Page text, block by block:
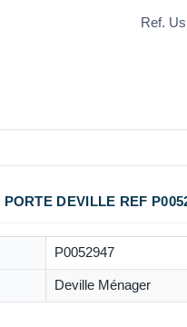
Ref.
DEVILLE REF
P0052947
Deville Ménager